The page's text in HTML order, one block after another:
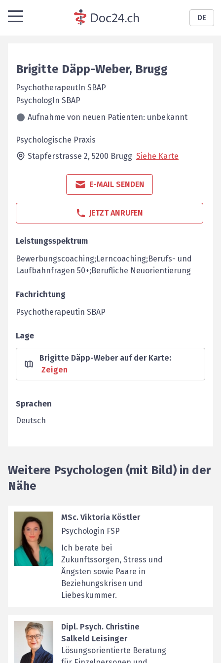
DE
Brigitte Däpp-Weber, Brugg
PsychotherapeutIn SBAP
PsychologIn SBAP
Aufnahme von neuen Patienten: unbekannt
Psychologische Praxis
Stapferstrasse 2, 5200 Brugg Siehe Karte
E-MAIL SENDEN
JETZT ANRUFEN
Leistungsspektrum
Bewerbungscoaching;Lerncoaching;Berufs- und
Laufbahnfragen 50+;Berufliche Neuorientierung
Fachrichtung
Psychotherapeutin SBAP
Lage
Brigitte Däpp-Weber auf der Karte:
Zeigen
Sprachen
Deutsch
Weitere Psychologen (mit Bild) in der
Nähe
MSc. Viktoria Köstler
Psychologin FSP
Ich berate bei
Zukunftssorgen, Stress und
Ängsten sowie Paare in
Beziehungskrisen und
Liebeskummer.
Dipl. Psych. Christine
Salkeld Leisinger
Lösungsorientierte Beratung